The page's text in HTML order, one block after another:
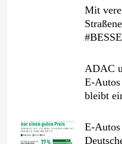
Mit
ADAC
E-Autos
bleibt
E-Autos